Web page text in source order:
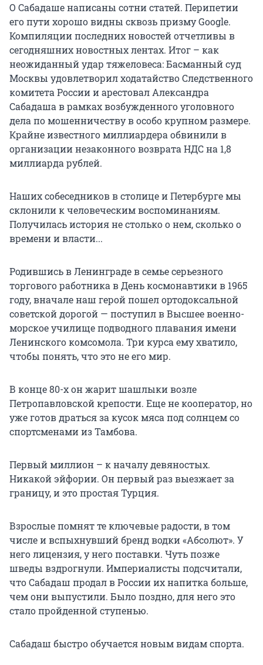
О Сабадаше написаны сотни статей. Перипетии
его пути хорошо видны сквозь призму Google.
Компиляции последних новостей отчетливы в
сегодняшних новостных лентах. Итог – как
неожиданный удар тяжеловеса: Басманный суд
Москвы удовлетворил ходатайство Следственного
комитета России и арестовал Александра
Сабадаша в рамках возбужденного уголовного
дела по мошенничеству в особо крупном размере.
Крайне известного миллиардера обвинили в
организации незаконного возврата НДС на 1,8
миллиарда рублей.
Наших собеседников в столице и Петербурге мы
склонили к человеческим воспоминаниям.
Получилась история не столько о нем, сколько о
времени и власти...
Родившись в Ленинграде в семье серьезного
торгового работника в День космонавтики в 1965
году, вначале наш герой пошел ортодоксальной
советской дорогой — поступил в Высшее военно-
морское училище подводного плавания имени
Ленинского комсомола. Три курса ему хватило,
чтобы понять, что это не его мир.
В конце 80-х он жарит шашлыки возле
Петропавловской крепости. Еще не кооператор, но
уже готов драться за кусок мяса под солнцем со
спортсменами из Тамбова.
Первый миллион – к началу девяностых.
Никакой эйфории. Он первый раз выезжает за
границу, и это простая Турция.
Взрослые помнят те ключевые радости, в том
числе и вспыхнувший бренд водки «Абсолют». У
него лицензия, у него поставки. Чуть позже
шведы вздрогнули. Империалисты подсчитали,
что Сабадаш продал в России их напитка больше,
чем они выпустили. Было поздно, для него это
стало пройденной ступенью.
Сабадаш быстро обучается новым видам спорта.